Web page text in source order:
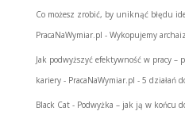
Co możesz zrobić, by uniknąć błędu
PracaNaWymiar.pl - Wykopujemy
Jak podwyższyć efektywność w pracy
kariery - PracaNaWymiar.pl - 5 działań
Black Cat- Podwyżka – jak ją w końcu